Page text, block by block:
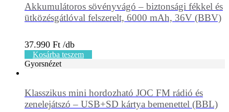
Akkumulátoros sövényvágó – biztonsági fékkel és
ütközésgátlóval felszerelt, 6000 mAh, 36V (BBV)
37.990 Ft
Kosárba teszem
Gyorsnézet
Klasszikus mini hordozható JOC FM rádió és
zenelejátszó – USB+SD kártya bemenettel (BBL)